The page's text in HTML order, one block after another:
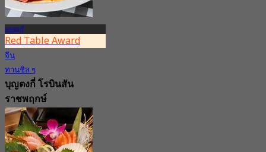
นนทบุรี
Red Table Award
จีน
ทานชิล ๆ
บุญตงกี่ โรบินสัน
ราชพฤกษ์
4.7
1.1K การจอง
จาก฿ 362.5